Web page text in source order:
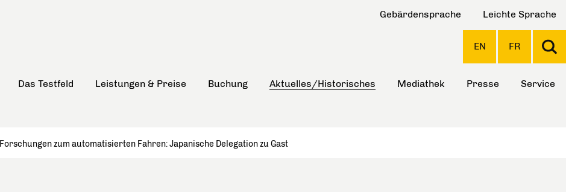
Gebärdensprache
Leichte Sprache
EN FR
Das Testfeld Leistungen & Preise Buchung Aktuelles/Historisches Mediathek Presse Service
Forschungen zum automatisierten Fahren: Japanische Delegation zu Gast